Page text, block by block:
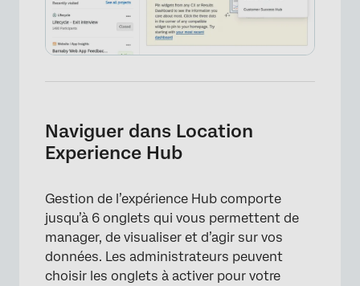
Naviguer dans Location
Experience Hub
Gestion de l’expérience Hub comporte
jusqu’à 6 onglets qui vous permettent de
manager, de visualiser et d’agir sur vos
données. Les administrateurs peuvent
choisir les onglets à activer pour votre